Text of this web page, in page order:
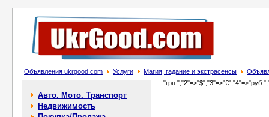
Объявления ukrgood.com Услуги Магия, гадание и экстрасенсы
Авто. Мото. Транспорт
Недвижимость